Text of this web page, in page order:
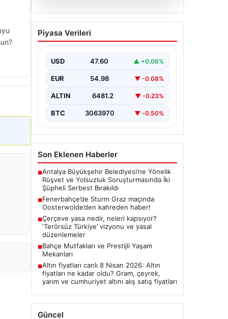
05.08.2026
Fenerbahçe’de Sturm
Graz maçında
kahreden haber!
Piyasa Verileri
USD 47.60 ▲ +0.06%
EUR 54.98 ▼ -0.08%
ALTIN 6481.2 ▼ -0.23%
BTC 3063970 ▼ -0.50%
Son Eklenen Haberler
■Antalya Büyükşehir Belediyesi’ne Yönelik
Rüşvet ve Yolsuzluk Soruşturmasında İki
Şüpheli Serbest Bırakıldı
■Fenerbahçe’de Sturm Graz maçında
Oosterwolde’den kahreden haber!
■Çerçeve yasa nedir, neleri kapsıyor?
‘Terörsüz Türkiye’ vizyonu ve yasal
düzenlemeler
■Bahçe Mutfakları ve Prestijli Yaşam
Mekanları
■Altın fiyatları canlı 8 Nisan 2026: Altın
fiyatları ne kadar oldu? Gram, çeyrek,
yarım ve cumhuriyet altını alış satış fiyatları
Güncel